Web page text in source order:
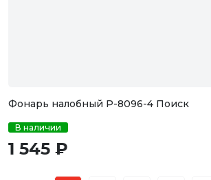
Фонарь налобный P-8096-4 Поиск
В наличии
1 545 ₽